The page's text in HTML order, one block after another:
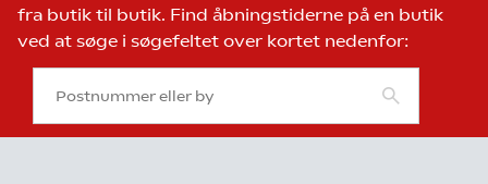
fra butik til butik. Find åbningstiderne på en butik
ved at søge i søgefeltet over kortet nedenfor: